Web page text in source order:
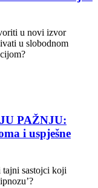
u novi izvor
u slobodnom
PAŽNJU:
i uspješne
sastojci koji